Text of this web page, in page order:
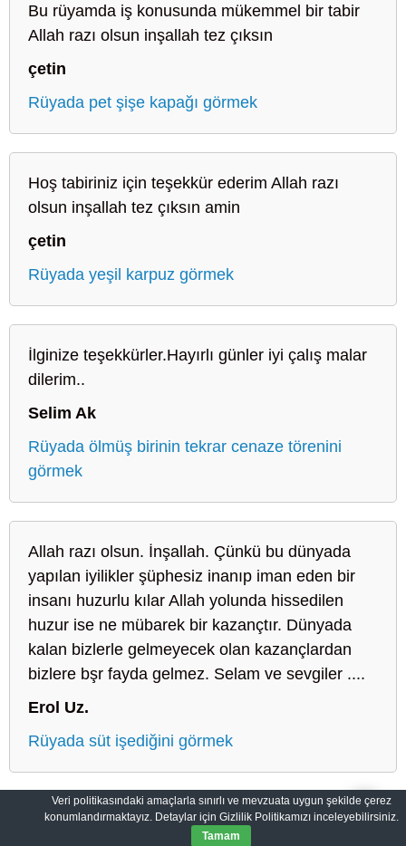
Bu rüyamda iş konusunda mükemmel bir tabir
Allah razı olsun inşallah tez çıksın
çetin
Rüyada pet şişe kapağı görmek
Hoş tabiriniz için teşekkür ederim Allah razı
olsun inşallah tez çıksın amin
çetin
Rüyada yeşil karpuz görmek
İlginize teşekkürler.Hayırlı günler iyi çalış malar
dilerim..
Selim Ak
Rüyada ölmüş birinin tekrar cenaze törenini
görmek
Allah razı olsun. İnşallah. Çünkü bu dünyada
yapılan iyilikler şüphesiz inanıp iman eden bir
insanı huzurlu kılar Allah yolunda hissedilen
huzur ise ne mübarek bir kazançtır. Dünyada
kalan bizlerle gelmeyecek olan kazançlardan
bizlere bşr fayda gelmez. Selam ve sevgiler ....
Erol Uz.
Rüyada süt işediğini görmek
Sahih Rüyalar: Rüyaların Dilini Öğrenin Gizlilik Politikası
SahihRuyalar.com|Tüm Hakları Saklıdır.
Veri politikasındaki amaçlarla sınırlı ve mevzuata uygun şekilde çerez
konumlandırmaktayız. Detaylar için Gizlilik Politikamızı inceleyebilirsiniz.
Tamam